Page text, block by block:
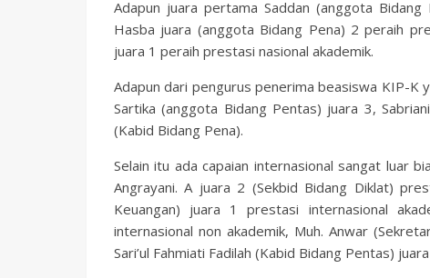
Adapun juara pertama Saddan (anggota
Hasba juara (anggota Bidang Pena) 2 peraih
juara 1 peraih prestasi nasional akademik.
Adapun dari pengurus penerima beasiswa KIP-K
Sartika (anggota Bidang Pentas) juara 3,
(Kabid Bidang Pena).
Selain itu ada capaian internasional sangat luar
Angrayani. A juara 2 (Sekbid Bidang Diklat)
Keuangan) juara 1 prestasi internasional
internasional non akademik, Muh. Anwar
Sari’ul Fahmiati Fadilah (Kabid Bidang Pentas)